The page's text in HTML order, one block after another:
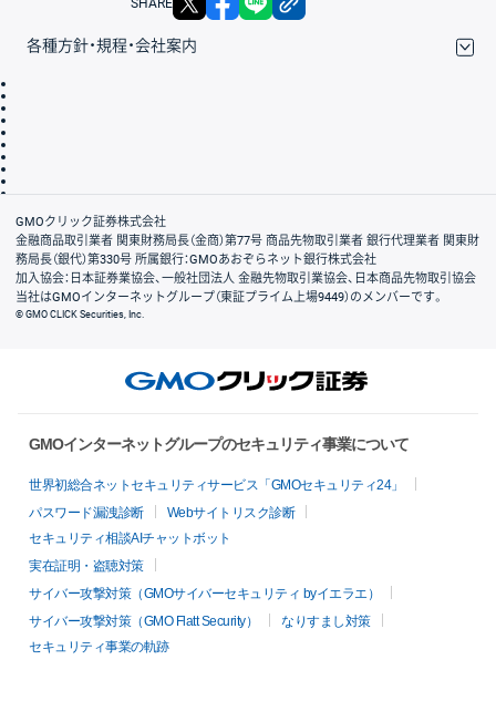
SHARE
各種方針・規程・会社案内
会社案内
GMOクリック証券株式会社
金融商品取引業者 関東財務局長（金商）第77号 商品先物取引業者 銀行代理業者 関東財
務局長（銀代）第330号 所属銀行：GMOあおぞらネット銀行株式会社
加入協会：日本証券業協会、一般社団法人 金融先物取引業協会、日本商品先物取引協会
当社はGMOインターネットグループ（東証プライム上場9449）のメンバーです。
© GMO CLICK Securities, Inc.
GMOインターネットグループのセキュリティ事業について
世界初総合ネットセキュリティサービス「GMOセキュリティ24」
パスワード漏洩診断
Webサイトリスク診断
セキュリティ相談AIチャットボット
実在証明・盗聴対策
サイバー攻撃対策（GMOサイバーセキュリティ byイエラエ）
サイバー攻撃対策（GMO Flatt Security）
なりすまし対策
セキュリティ事業の軌跡